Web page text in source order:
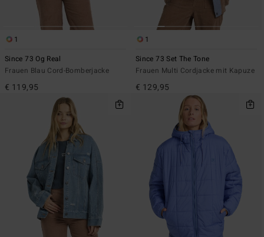
1
Since 73 Og Real
Frauen Blau Cord-Bomberjacke
€ 119,95
1
Since 73 Set The Tone
Frauen Multi Cordjacke mit Kapuze
€ 129,95